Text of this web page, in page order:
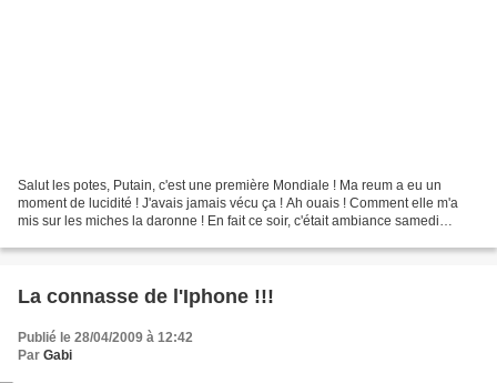
Salut les potes, Putain, c'est une première Mondiale ! Ma reum a eu un
moment de lucidité ! J'avais jamais vécu ça ! Ah ouais ! Comment elle m'a
mis sur les miches la daronne ! En fait ce soir, c'était ambiance samedi
La connasse de l'Iphone !!!
Publié le 28/04/2009 à 12:42
Par Gabi